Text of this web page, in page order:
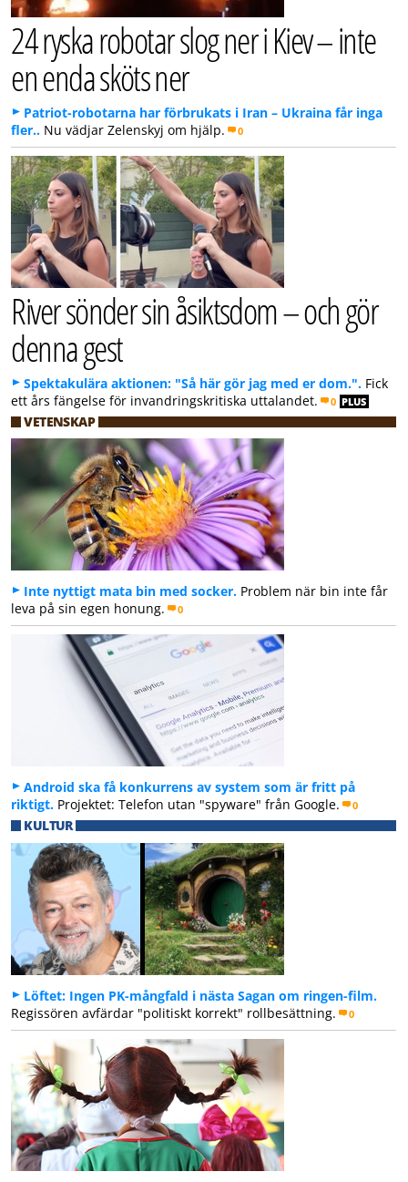
24 ryska robotar slog ner i Kiev – inte
en enda sköts ner
Patriot-robotarna har förbrukats i Iran – Ukraina får inga
fler.. Nu vädjar Zelenskyj om hjälp. 0
River sönder sin åsiktsdom – och gör
denna gest
Spektakulära aktionen: "Så här gör jag med er dom.". Fick
ett års fängelse för invandringskritiska uttalandet.
0 PLUS
VETENSKAP
Inte nyttigt mata bin med socker. Problem när bin inte får
leva på sin egen honung.
0
Android ska få konkurrens av system som är fritt på
riktigt. Projektet: Telefon utan "spyware" från Google. 0
KULTUR
Löftet: Ingen PK-mångfald i nästa Sagan om ringen-film.
Regissören avfärdar "politiskt korrekt" rollbesättning.
0